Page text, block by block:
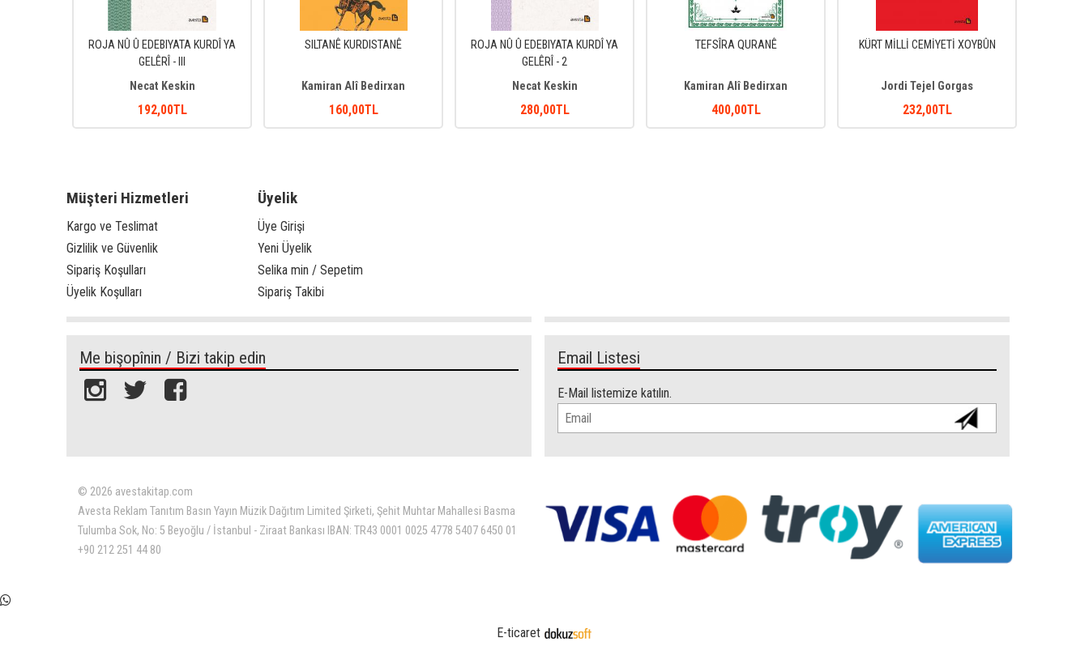
ROJA NÛ Û EDEBIYATA KURDÎ YA
GELÊRÎ - III
Necat Keskin
192,00TL
SILTANÊ KURDISTANÊ
Kamiran Alî Bedirxan
160,00TL
ROJA NÛ Û EDEBIYATA KURDÎ YA
GELÊRÎ - 2
Necat Keskin
280,00TL
TEFSÎRA QURANÊ
Kamiran Alî Bedirxan
400,00TL
KÜRT MİLLİ CEMİYETİ XOYBÛN
Jordi Tejel Gorgas
232,00TL
Müşteri Hizmetleri
Kargo ve Teslimat
Gizlilik ve Güvenlik
Sipariş Koşulları
Üyelik Koşulları
Üyelik
Üye Girişi
Yeni Üyelik
Selika min / Sepetim
Sipariş Takibi
Me bişopînin / Bizi takip edin Email Listesi
E-Mail listemize katılın.
© 2026 avestakitap.com
Avesta Reklam Tanıtım Basın Yayın Müzik Dağıtım Limited Şirketi, Şehit Muhtar Mahallesi Basma
Tulumba Sok, No: 5 Beyoğlu / İstanbul - Ziraat Bankası IBAN: TR43 0001 0025 4778 5407 6450 01
+90 212 251 44 80
E-ticaret